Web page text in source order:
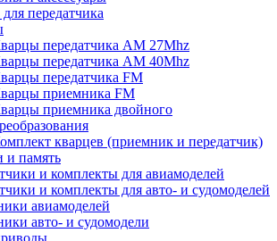
передатчика
передатчика AM 27Mhz
передатчика AM 40Mhz
передатчика FM
приемника FM
приемника двойного
кварцев (приемник и передатчик)
и память
и комплекты для авиамоделей
и комплекты для авто- и судомоделей
авиамоделей
авто- и судомодели